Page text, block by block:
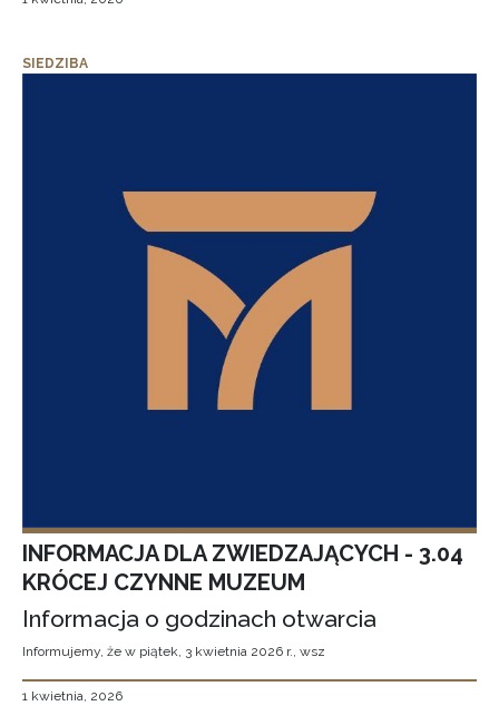
SIEDZIBA
INFORMACJA DLA ZWIEDZAJĄCYCH - 3.04
KRÓCEJ CZYNNE MUZEUM
Informacja o godzinach otwarcia
Informujemy, że w piątek, 3 kwietnia 2026 r., wsz
1 kwietnia, 2026